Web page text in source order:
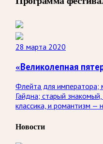
28 марта 2020
«Великолепная
Флейта для императора;
Гайдна; старый
классика, и романтизм —
Новости